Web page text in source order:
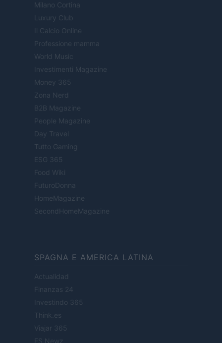
Milano Cortina
Luxury Club
Il Calcio Online
Professione mamma
World Music
Investimenti Magazine
Money 365
Zona Nerd
B2B Magazine
People Magazine
Day Travel
Tutto Gaming
ESG 365
Food Wiki
FuturoDonna
HomeMagazine
SecondHomeMagazine
SPAGNA E AMERICA LATINA
Actualidad
Finanzas 24
Investindo 365
Think.es
Viajar 365
ES Newz